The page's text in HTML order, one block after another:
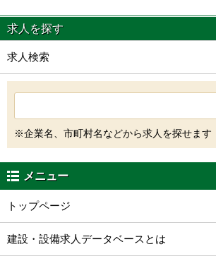
求人を探す
求人検索
※企業名、市町村名などから求人を探せます
メニュー
トップページ
建設・設備求人データベースとは